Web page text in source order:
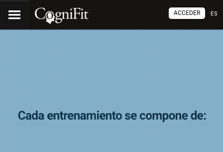
ES
ACCEDER